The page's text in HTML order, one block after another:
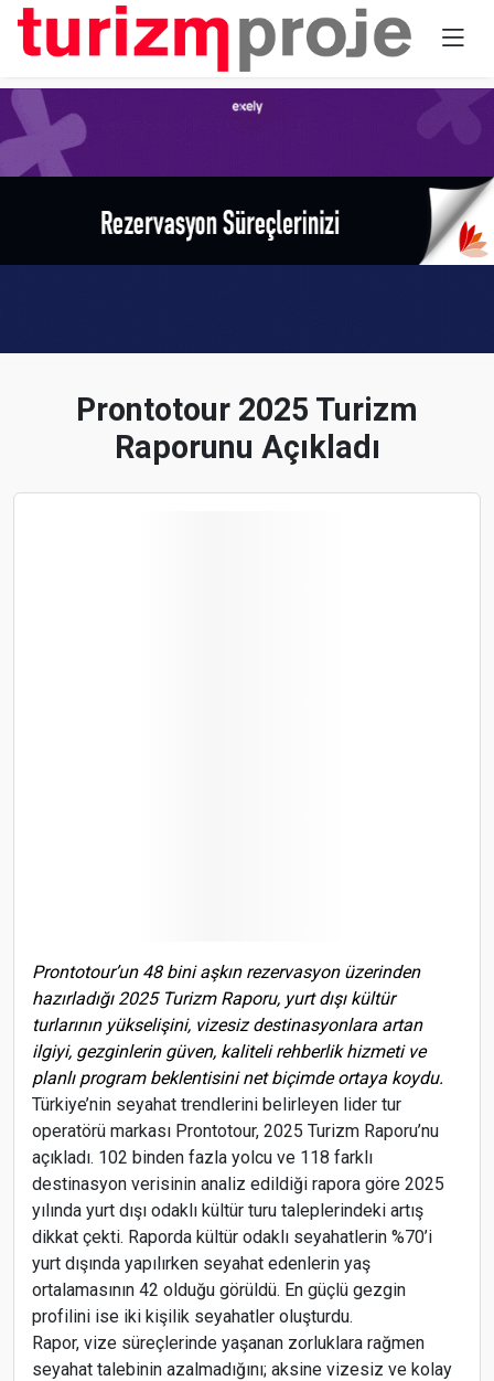
Prontotour 2025 Turizm
Raporunu Açıkladı
Prontotour’un 48 bini aşkın rezervasyon üzerinden
hazırladığı 2025 Turizm Raporu, yurt dışı kültür
turlarının yükselişini, vizesiz destinasyonlara artan
ilgiyi, gezginlerin güven, kaliteli rehberlik hizmeti ve
planlı program beklentisini net biçimde ortaya koydu.
Türkiye’nin seyahat trendlerini belirleyen lider tur
operatörü markası Prontotour, 2025 Turizm Raporu’nu
açıkladı. 102 binden fazla yolcu ve 118 farklı
destinasyon verisinin analiz edildiği rapora göre 2025
yılında yurt dışı odaklı kültür turu taleplerindeki artış
dikkat çekti. Raporda kültür odaklı seyahatlerin %70’i
yurt dışında yapılırken seyahat edenlerin yaş
ortalamasının 42 olduğu görüldü. En güçlü gezgin
profilini ise iki kişilik seyahatler oluşturdu.
Rapor, vize süreçlerinde yaşanan zorluklara rağmen
seyahat talebinin azalmadığını; aksine vizesiz ve kolay